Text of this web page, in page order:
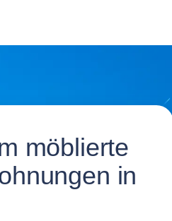
möblierte
in